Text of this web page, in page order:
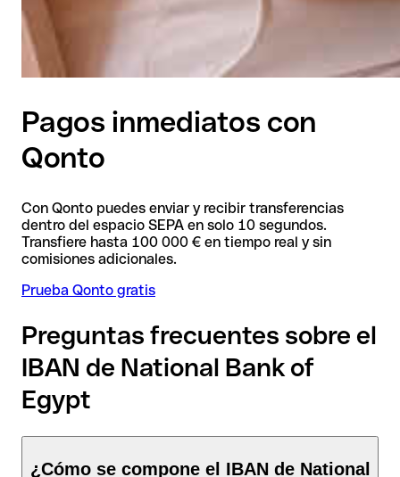
Pagos inmediatos con
Qonto
Con Qonto puedes enviar y recibir transferencias
dentro del espacio SEPA en solo 10 segundos.
Transfiere hasta 100 000 € en tiempo real y sin
comisiones adicionales.
Prueba Qonto gratis
Preguntas frecuentes sobre el
IBAN de National Bank of
Egypt
¿Cómo se compone el IBAN de National